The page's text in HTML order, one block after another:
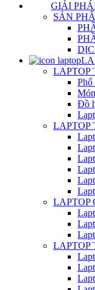
GIẢI
SẢN
LAPTOP
Phổ
Đồ
LAPTOP
LAPTOP
LAPTOP